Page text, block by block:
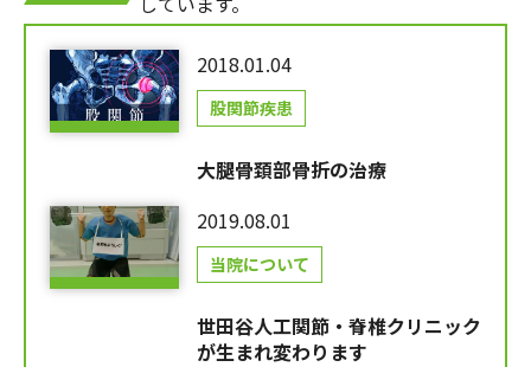
2018.01.04
股関節疾患
大腿骨頚部骨折の治療
2019.08.01
当院について
世田谷人工関節・脊椎クリニック
が生まれ変わります